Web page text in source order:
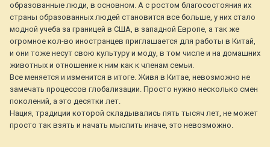
образованные люди, в основном. А с ростом благосостояния их
страны образованных людей становится все больше, у них стало
модной учеба за границей в США, в западной Европе, а так же
огромное кол-во иностранцев приглашается для работы в Китай,
и они тоже несут свою культуру и моду, в том числе и на домашних
животных и отношение к ним как к членам семьи.
Все меняется и изменится в итоге. Живя в Китае, невозможно не
замечать процессов глобализации. Просто нужно несколько смен
поколений, а это десятки лет.
Нация, традиции которой складывались пять тысяч лет, не может
просто так взять и начать мыслить иначе, это невозможно.